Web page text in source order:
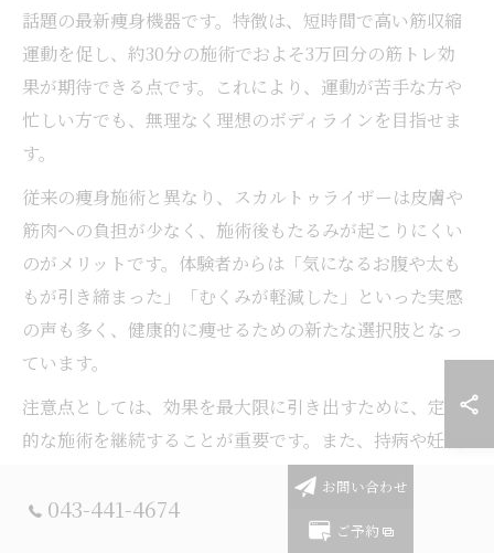
話題の最新痩身機器です。特徴は、短時間で高い筋収縮
運動を促し、約30分の施術でおよそ3万回分の筋トレ効
果が期待できる点です。これにより、運動が苦手な方や
忙しい方でも、無理なく理想のボディラインを目指せま
す。
従来の痩身施術と異なり、スカルトゥライザーは皮膚や
筋肉への負担が少なく、施術後もたるみが起こりにくい
のがメリットです。体験者からは「気になるお腹や太も
もが引き締まった」「むくみが軽減した」といった実感
の声も多く、健康的に痩せるための新たな選択肢となっ
ています。
注意点としては、効果を最大限に引き出すために、定期
的な施術を継続することが重要です。また、持病や妊娠
中の方は事前に医師やサロンスタッフに相談することを
おすすめします。安全かつ健康的に痩身効果を得るた
め、自己判断せず専門家のアドバイスを受けましょう。
043-441-4674
お問い合わせ
ご予約